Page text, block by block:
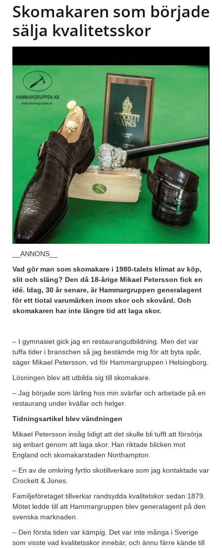
Skomakaren som började
sälja kvalitetsskor
__ANNONS__
Vad gör man som skomakare i 1980-talets klimat av köp,
slit och släng? Den då 18-årige Mikael Petersson fick en
idé. Idag, 30 år senare, är Hammargruppen generalagent
för ett tiotal varumärken inom skor och skovård. Och
skomakaren har inte längre tid att laga skor.
– I gymnasiet gick jag en restaurangutbildning. Men det var
tuffa tider i branschen så jag bestämde mig för att byta spår,
säger Mikael Petersson, vd för Hammargruppen i Helsingborg.
Lösningen blev att utbilda sig till skomakare.
– Jag började som lärling hos min svärfar och arbetade på en
restaurang under kvällar och helger.
Tidningsartikel blev vändningen
Mikael Petersson insåg tidigt att det skulle bli tufft att försörja
sig enbart genom att laga skor. Han riktade blicken mot
England och skomakarstaden Northampton.
– En av de omkring fyrtio skotillverkare som jag kontaktade var
Crockett & Jones.
Familjeföretaget tillverkar randsydda kvalitetskor sedan 1879.
Mötet ledde till att Hammargruppen blev generalagent på den
svenska marknaden.
– Den första tiden var kämpig. Det var inte många i Sverige
som visste vad kvalitetsskor innebär, och ännu färre kände till